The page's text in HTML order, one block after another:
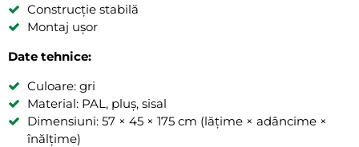
Construcție stabilă
Montaj ușor
Date tehnice:
Culoare: gri
Material: PAL, pluș, sisal
Dimensiuni: 57 × 45 × 175 cm (lățime × adâncime ×
înălțime)